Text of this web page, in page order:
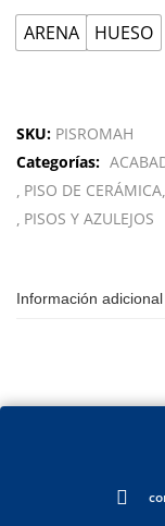
ARENA HUESO
SKU: PISROMAH
Categorías:
PISO DE CERÁMICA
PISOS Y AZULEJOS
Información adicional